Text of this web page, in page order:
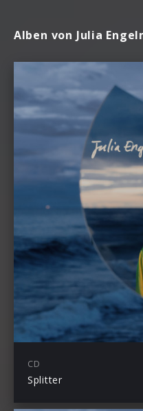
Alben von Julia
CD
Splitter